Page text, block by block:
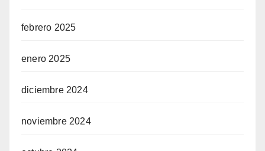
febrero 2025
enero 2025
diciembre 2024
noviembre 2024